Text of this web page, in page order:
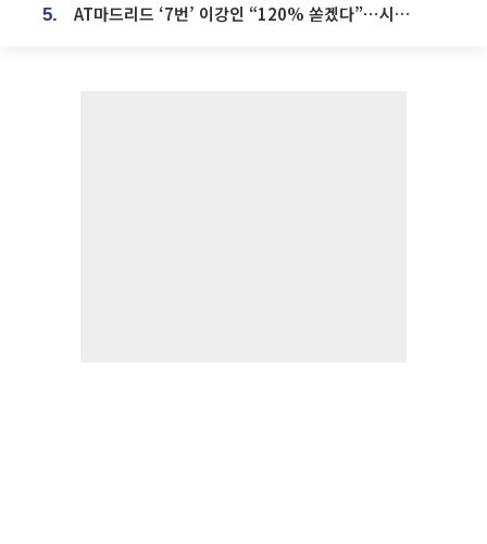
5. AT마드리드 ‘7번’ 이강인 “120% 쏟겠다”⋯시메오네 감독 “필요한 선수”